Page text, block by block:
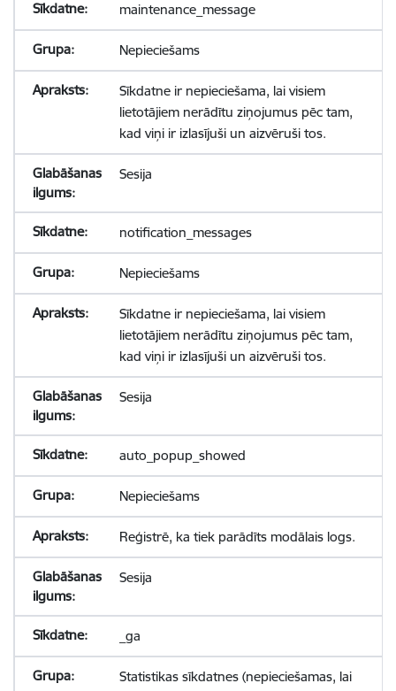
maintenance_message
Nepieciešams
Sīkdatne ir nepieciešama, lai visiem
lietotājiem nerādītu ziņojumus pēc tam,
kad viņi ir izlasījuši un aizvēruši tos.
Sesija
notification_messages
Nepieciešams
Sīkdatne ir nepieciešama, lai visiem
lietotājiem nerādītu ziņojumus pēc tam,
kad viņi ir izlasījuši un aizvēruši tos.
Sesija
auto_popup_showed
Nepieciešams
Reģistrē, ka tiek parādīts modālais logs.
Sesija
_ga
Statistikas sīkdatnes (nepieciešamas, lai